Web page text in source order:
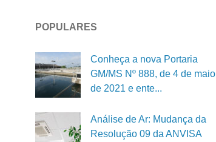
POPULARES
Conheça a nova Portaria
GM/MS Nº 888, de 4 de maio
de 2021 e ente...
Análise de Ar: Mudança da
Resolução 09 da ANVISA